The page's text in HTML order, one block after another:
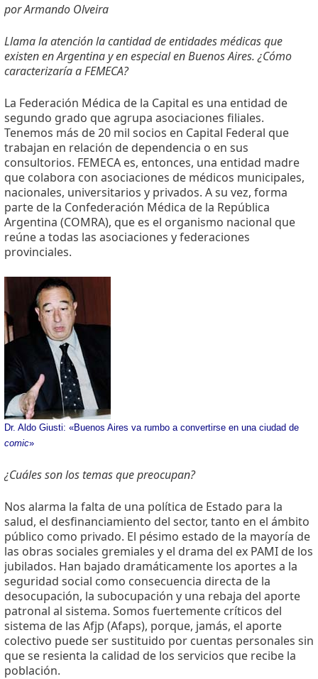
por Armando Olveira
Llama la atención la cantidad de entidades médicas que
existen en Argentina y en especial en Buenos Aires. ¿Cómo
caracterizaría a FEMECA?
La Federación Médica de la Capital es una entidad de
segundo grado que agrupa asociaciones filiales.
Tenemos más de 20 mil socios en Capital Federal que
trabajan en relación de dependencia o en sus
consultorios. FEMECA es, entonces, una entidad madre
que colabora con asociaciones de médicos municipales,
nacionales, universitarios y privados. A su vez, forma
parte de la Confederación Médica de la República
Argentina (COMRA), que es el organismo nacional que
reúne a todas las asociaciones y federaciones
provinciales.
Dr. Aldo Giusti: «Buenos Aires va rumbo a convertirse en una ciudad de
comic»
¿Cuáles son los temas que preocupan?
Nos alarma la falta de una política de Estado para la
salud, el desfinanciamiento del sector, tanto en el ámbito
público como privado. El pésimo estado de la mayoría de
las obras sociales gremiales y el drama del ex PAMI de los
jubilados. Han bajado dramáticamente los aportes a la
seguridad social como consecuencia directa de la
desocupación, la subocupación y una rebaja del aporte
patronal al sistema. Somos fuertemente críticos del
sistema de las Afjp (Afaps), porque, jamás, el aporte
colectivo puede ser sustituido por cuentas personales sin
que se resienta la calidad de los servicios que recibe la
población.